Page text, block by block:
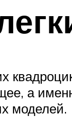
а
моделей.